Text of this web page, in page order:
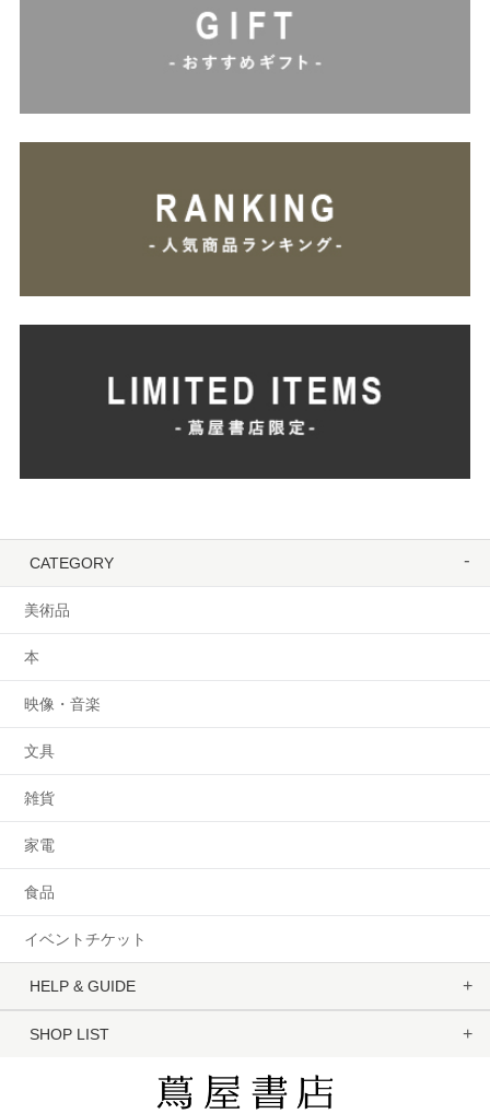
CATEGORY
美術品
本
映像・音楽
文具
雑貨
家電
食品
イベントチケット
HELP & GUIDE
SHOP LIST